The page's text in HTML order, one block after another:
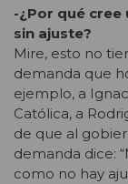
-¿Por qué
sin ajuste?
Mire, esto no
demanda que
ejemplo, a
Católica, a
de que al
demanda dice:
como no hay